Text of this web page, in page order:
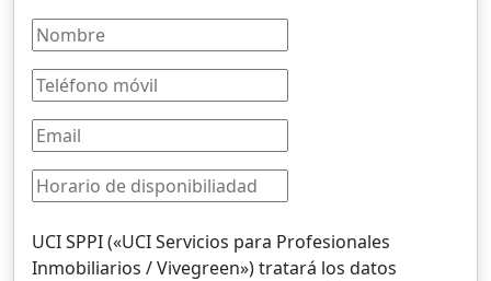
UCI SPPI («UCI Servicios para Profesionales
Inmobiliarios / Vivegreen») tratará los datos